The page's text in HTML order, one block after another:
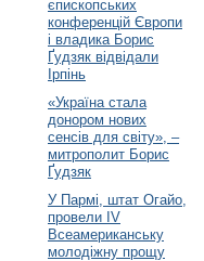
єпископських
конференцій Європи
і владика Борис
Ґудзяк відвідали
Ірпінь
«Україна стала
донором нових
сенсів для світу», –
митрополит Борис
Ґудзяк
У Пармі, штат Огайо,
провели IV
Всеамериканську
молодіжну прощу